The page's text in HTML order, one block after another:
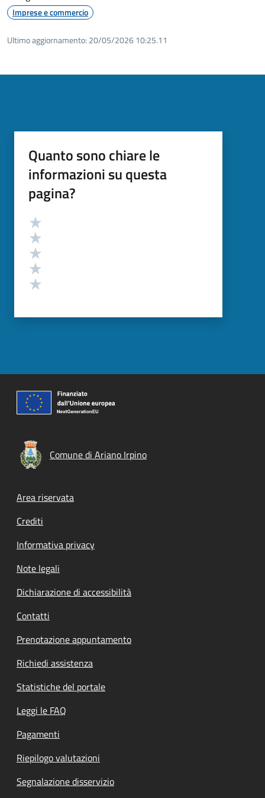
Imprese e commercio
Ultimo aggiornamento: 20/05/2026 10:25.11
Quanto sono chiare le
informazioni su questa
pagina?
Valutazione
Comune di Ariano Irpino
Footer menu
Area riservata
Crediti
Informativa privacy
Note legali
Dichiarazione di accessibilità
Contatti
Prenotazione appuntamento
Richiedi assistenza
Statistiche del portale
Leggi le FAQ
Pagamenti
Riepilogo valutazioni
Segnalazione disservizio